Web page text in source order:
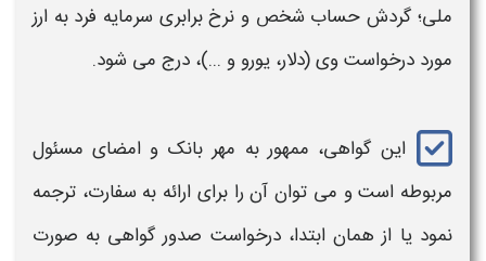
ملی؛ گردش حساب شخص و نرخ برابری سرمایه فرد به ارز
مورد درخواست وی (دلار، یورو و ...)، درج می شود.
این گواهی، ممهور به مهر بانک و امضای مسئول
مربوطه است و می توان آن را برای ارائه به سفارت، ترجمه
نمود یا از همان ابتدا، درخواست صدور گواهی به صورت